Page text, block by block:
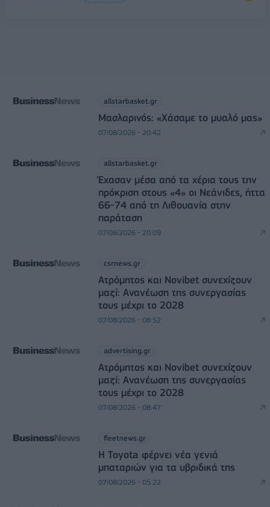
allstarbasket.gr
Μασλαρινός: «Χάσαμε το μυαλό μας»
07/08/2026 - 20:42
allstarbasket.gr
Έχασαν μέσα από τα χέρια τους την
πρόκριση στους «4» οι Νεάνιδες, ήττα
66-74 από τη Λιθουανία στην
παράταση
07/08/2026 - 20:09
csrnews.gr
Ατρόμητος και Novibet συνεχίζουν
μαζί: Ανανέωση της συνεργασίας
τους μέχρι το 2028
07/08/2026 - 08:52
advertising.gr
Ατρόμητος και Novibet συνεχίζουν
μαζί: Ανανέωση της συνεργασίας
τους μέχρι το 2028
07/08/2026 - 08:47
fleetnews.gr
Η Toyota φέρνει νέα γενιά
μπαταριών για τα υβριδικά της
07/08/2026 - 05:22